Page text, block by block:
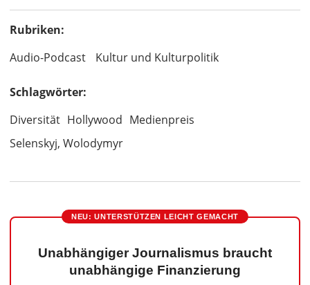
Rubriken:
Audio-Podcast
Kultur und Kulturpolitik
Schlagwörter:
Diversität Hollywood Medienpreis
Selenskyj, Wolodymyr
NEU: UNTERSTÜTZEN LEICHT GEMACHT
Unabhängiger Journalismus braucht
unabhängige Finanzierung